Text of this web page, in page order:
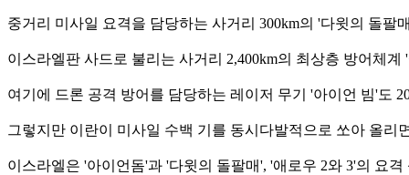
중거리 미사일 요격을 담당하는 사거리 300km의 '다윗의 돌팔
이스라엘판 사드로 불리는 사거리 2,400km의 최상층 방어체
여기에 드론 공격 방어를 담당하는 레이저 무기 '아이언 빔'도
그렇지만 이란이 미사일 수백 기를 동시다발적으로 쏘아 올
이스라엘은 '아이언돔'과 '다윗의 돌팔매', '애로우 2와 3'의 요